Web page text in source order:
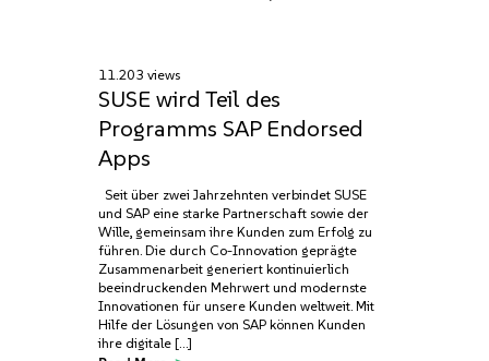
11.203 views
SUSE wird Teil des
Programms SAP Endorsed
Apps
Seit über zwei Jahrzehnten verbindet SUSE
und SAP eine starke Partnerschaft sowie der
Wille, gemeinsam ihre Kunden zum Erfolg zu
führen. Die durch Co-Innovation geprägte
Zusammenarbeit generiert kontinuierlich
beeindruckenden Mehrwert und modernste
Innovationen für unsere Kunden weltweit. Mit
Hilfe der Lösungen von SAP können Kunden
ihre digitale […]